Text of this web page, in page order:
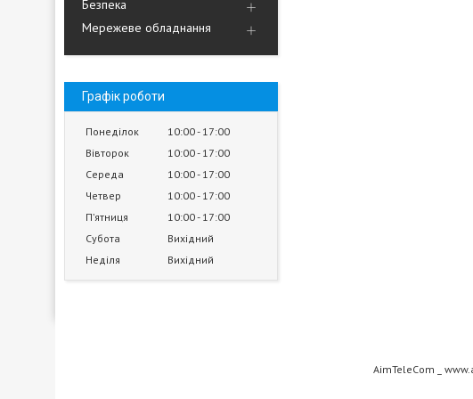
Безпека
Мережеве обладнання
Графік роботи
Понеділок 10:00 17:00
Вівторок
10:00 17:00
Середа
10:00 17:00
Четвер
10:00 17:00
Пʼятниця
10:00 17:00
Субота
Вихідний
Неділя
Вихідний